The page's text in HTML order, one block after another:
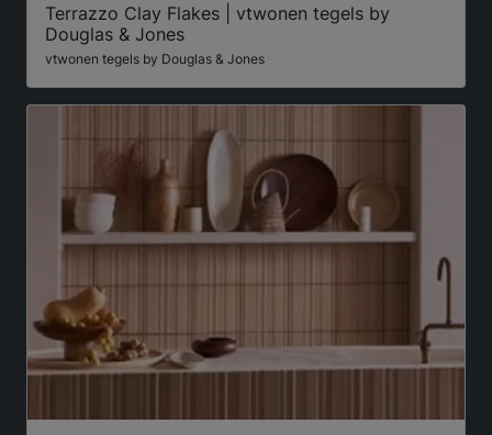
Terrazzo Clay Flakes | vtwonen tegels by
Douglas & Jones
vtwonen tegels by Douglas & Jones